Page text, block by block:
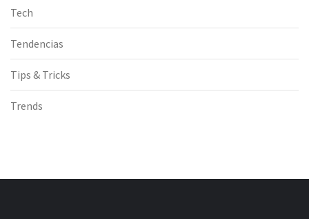
Tech
Tendencias
Tips & Tricks
Trends